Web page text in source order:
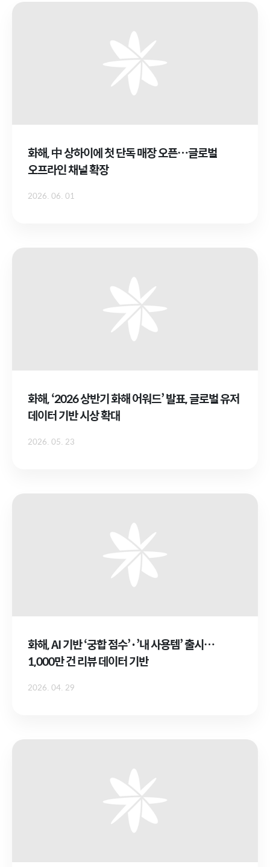
화해, 中 상하이에 첫 단독 매장 오픈…글로벌
오프라인 채널 확장
2026. 06. 01
화해, ‘2026 상반기 화해 어워드’ 발표, 글로벌 유저
데이터 기반 시상 확대
2026. 05. 23
화해, AI 기반 ‘궁합 점수’·’내 사용템’ 출시…
1,000만 건 리뷰 데이터 기반
2026. 04. 29